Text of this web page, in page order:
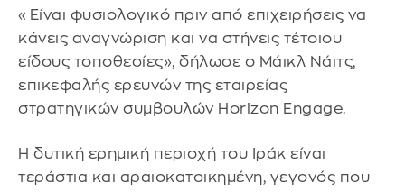
«Είναι φυσιολογικό πριν από επιχειρήσεις να
κάνεις αναγνώριση και να στήνεις τέτοιου
είδους τοποθεσίες», δήλωσε ο Μάικλ Νάιτς,
επικεφαλής ερευνών της εταιρείας
στρατηγικών συμβουλών Horizon Engage.
Η δυτική ερημική περιοχή του Ιράκ είναι
τεράστια και αραιοκατοικημένη, γεγονός που